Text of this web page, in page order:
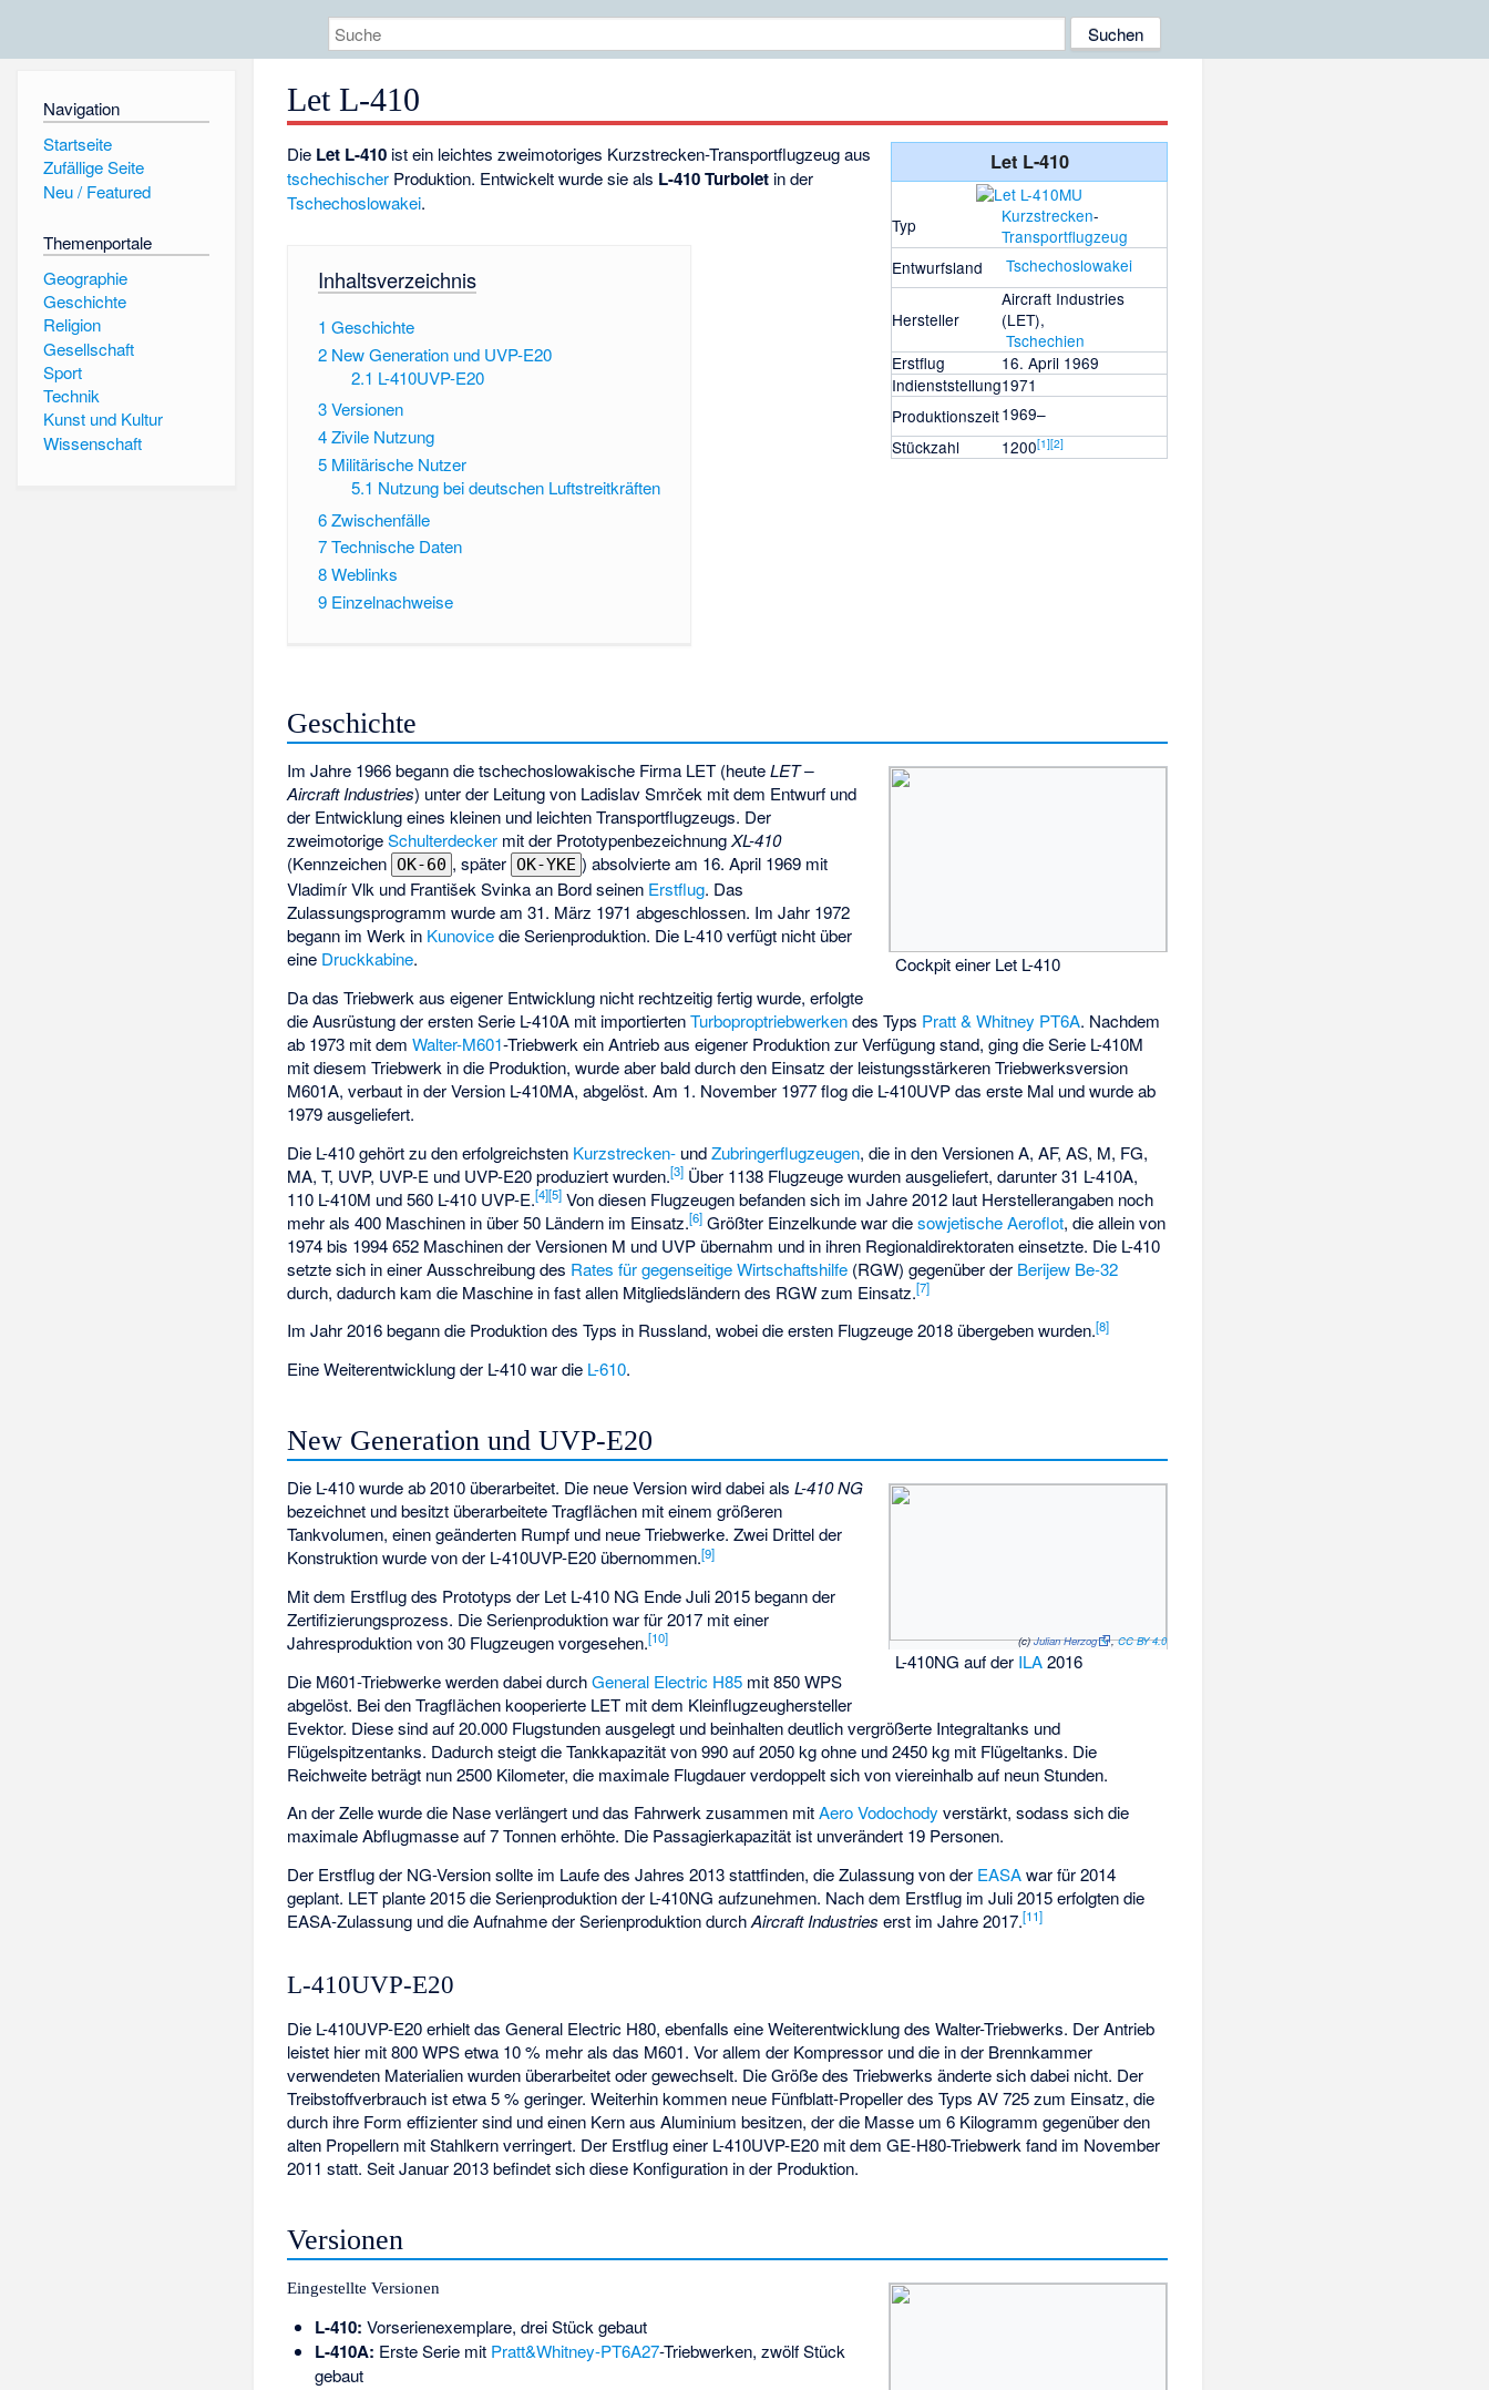
Navigation
Startseite
Zufällige Seite
Neu / Featured
Themenportale
Geographie
Geschichte
Religion
Gesellschaft
Sport
Technik
Kunst und Kultur
Wissenschaft
Let L-410
Let L-410
Typ Kurzstrecken-
Transportflugzeug
Entwurfsland
Tschechoslowakei
Hersteller
Aircraft Industries
(LET),
Tschechien
Erstflug
16. April 1969
Indienststellung1971
Produktionszeit1969–
Stückzahl
1200[1][2]
Die Let L-410 ist ein leichtes zweimotoriges Kurzstrecken-Transportflugzeug aus
tschechischer Produktion. Entwickelt wurde sie als L-410 Turbolet in der
Tschechoslowakei.
Inhaltsverzeichnis
1 Geschichte
2 New Generation und UVP-E20
2.1 L-410UVP-E20
3Versionen
4Zivile Nutzung
5 Militärische Nutzer
5.1 Nutzung bei deutschen Luftstreitkräften
6Zwischenfälle
7Technische Daten
8Weblinks
9 Einzelnachweise
Geschichte
Cockpit einer Let L-410
Im Jahre 1966 begann die tschechoslowakische Firma LET (heuteLET –
Aircraft Industries) unter der Leitung von Ladislav Smrček mit dem Entwurf und
der Entwicklung eines kleinen und leichten Transportflugzeugs. Der
zweimotorigeSchulterdecker mit der PrototypenbezeichnungXL-410
(Kennzeichen OK-60 , später OK-YKE ) absolvierte am 16. April 1969 mit
Vladimír Vlk und František Svinka an Bord seinen Erstflug. Das
Zulassungsprogramm wurde am 31. März 1971 abgeschlossen. Im Jahr 1972
begann im Werk in Kunovicedie Serienproduktion. Die L-410 verfügt nicht über
eine Druckkabine.
Da das Triebwerk aus eigener Entwicklung nicht rechtzeitig fertig wurde, erfolgte
die Ausrüstung der ersten Serie L-410A mit importiertenTurboproptriebwerkendes Typs Pratt & Whitney PT6A. Nachdem
ab 1973 mit demWalter-M601-Triebwerk ein Antrieb aus eigener Produktion zur Verfügung stand, ging die Serie L-410M
mit diesem Triebwerk in die Produktion, wurde aber bald durch den Einsatz der leistungsstärkeren Triebwerksversion
M601A, verbaut in der Version L-410MA, abgelöst. Am 1. November 1977 flog die L-410UVP das erste Mal und wurde ab
1979 ausgeliefert.
Die L-410 gehört zu den erfolgreichsten Kurzstrecken- undZubringerflugzeugen, die in den Versionen A, AF, AS, M, FG,
MA, T, UVP, UVP-E und UVP-E20 produziert wurden.[3] Über 1138 Flugzeuge wurden ausgeliefert, darunter 31 L-410A,
110 L-410M und 560 L-410 UVP-E.[4][5] Von diesen Flugzeugen befanden sich im Jahre 2012 laut Herstellerangaben noch
mehr als 400 Maschinen in über 50 Ländern im Einsatz.[6] Größter Einzelkunde war diesowjetische Aeroflot, die allein von
1974 bis 1994 652 Maschinen der Versionen M und UVP übernahm und in ihren Regionaldirektoraten einsetzte. Die L-410
setzte sich in einer Ausschreibung des Rates für gegenseitige Wirtschaftshilfe (RGW) gegenüber der Berijew Be-32
durch, dadurch kam die Maschine in fast allen Mitgliedsländern des RGW zum Einsatz.[7]
Im Jahr 2016 begann die Produktion des Typs in Russland, wobei die ersten Flugzeuge 2018 übergeben wurden.[8]
Eine Weiterentwicklung der L-410 war die L-610.
New Generation und UVP-E20
(c)Julian Herzog ,CC BY 4.0
L-410NG auf der ILA2016
Die L-410 wurde ab 2010 überarbeitet. Die neue Version wird dabei alsL-410 NG
bezeichnet und besitzt überarbeitete Tragflächen mit einem größeren
Tankvolumen, einen geänderten Rumpf und neue Triebwerke. Zwei Drittel der
Konstruktion wurde von der L-410UVP-E20 übernommen.[9]
Mit dem Erstflug des Prototyps der Let L-410 NG Ende Juli 2015 begann der
Zertifizierungsprozess. Die Serienproduktion war für 2017 mit einer
Jahresproduktion von 30 Flugzeugen vorgesehen.[10]
Die M601-Triebwerke werden dabei durchGeneral Electric H85 mit 850 WPS
abgelöst. Bei den Tragflächen kooperierte LET mit dem Kleinflugzeughersteller
Evektor. Diese sind auf 20.000 Flugstunden ausgelegt und beinhalten deutlich vergrößerte Integraltanks und
Flügelspitzentanks. Dadurch steigt die Tankkapazität von 990 auf 2050 kg ohne und 2450 kg mit Flügeltanks. Die
Reichweite beträgt nun 2500 Kilometer, die maximale Flugdauer verdoppelt sich von viereinhalb auf neun Stunden.
An der Zelle wurde die Nase verlängert und das Fahrwerk zusammen mitAero Vodochody verstärkt, sodass sich die
maximale Abflugmasse auf 7 Tonnen erhöhte. Die Passagierkapazität ist unverändert 19 Personen.
Der Erstflug der NG-Version sollte im Laufe des Jahres 2013 stattfinden, die Zulassung von der EASAwar für 2014
geplant. LET plante 2015 die Serienproduktion der L-410NG aufzunehmen. Nach dem Erstflug im Juli 2015 erfolgten die
EASA-Zulassung und die Aufnahme der Serienproduktion durchAircraft Industries erst im Jahre 2017.[11]
L-410UVP-E20
Die L-410UVP-E20 erhielt das General Electric H80, ebenfalls eine Weiterentwicklung des Walter-Triebwerks. Der Antrieb
leistet hier mit 800 WPS etwa 10 % mehr als das M601. Vor allem der Kompressor und die in der Brennkammer
verwendeten Materialien wurden überarbeitet oder gewechselt. Die Größe des Triebwerks änderte sich dabei nicht. Der
Treibstoffverbrauch ist etwa 5 % geringer. Weiterhin kommen neue Fünfblatt-Propeller des Typs AV 725 zum Einsatz, die
durch ihre Form effizienter sind und einen Kern aus Aluminium besitzen, der die Masse um 6 Kilogramm gegenüber den
alten Propellern mit Stahlkern verringert. Der Erstflug einer L-410UVP-E20 mit dem GE-H80-Triebwerk fand im November
2011 statt. Seit Januar 2013 befindet sich diese Konfiguration in der Produktion.
Versionen
Eingestellte Versionen
L-410: Vorserienexemplare, drei Stück gebaut
L-410A: Erste Serie mit Pratt&Whitney-PT6A27-Triebwerken, zwölf Stück
gebaut